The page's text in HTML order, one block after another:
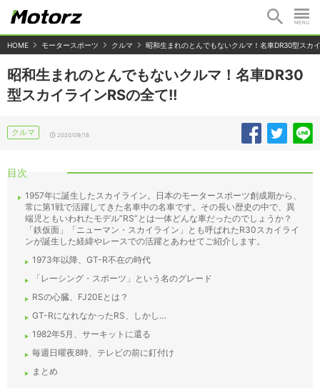
HOME モータースポーツ クルマ 昭和生まれのとんでもないクルマ！名車DR30型スカ
昭和生まれのとんでもないクルマ！名車DR30
型スカイラインRSの全て!!
クルマ 2020/09/18
目次
1957年に誕生したスカイライン。日本のモータースポーツ創成期から、
常に第1戦で活躍してきた名車中の名車です。その長い歴史の中で、異
端児ともいわれたモデル”RS”とは一体どんな車だったのでしょうか？
「鉄仮面」「ニューマン・スカイライン」とも呼ばれたR30スカイライ
ンが誕生した経緯やレースでの活躍とあわせてご紹介します。
1973年以降、GT-R不在の時代
「レーシング・スポーツ」という名のグレード
RSの心臓、FJ20Eとは？
GT-RになれなかったRS、しかし…
1982年5月、サーキットに還る
毎週日曜夜8時、テレビの前に釘付け
まとめ